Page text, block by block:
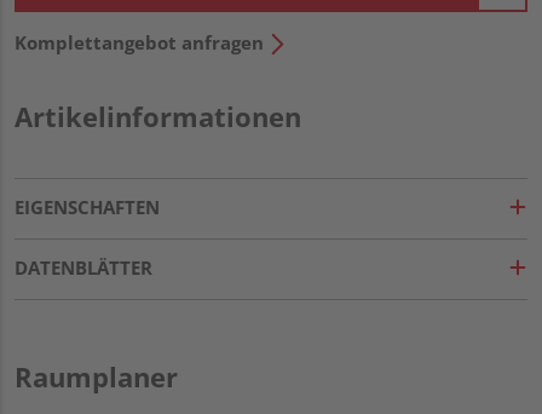
Komplettangebot anfragen
Artikelinformationen
EIGENSCHAFTEN
DATENBLÄTTER
Raumplaner